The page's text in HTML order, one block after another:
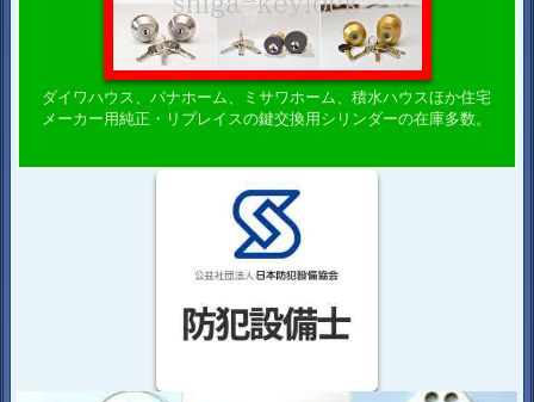
ダイワハウス、パナホーム、ミサワホーム、積水ハウスほか住宅
メーカー用純正・リプレイスの鍵交換用シリンダーの在庫多数。